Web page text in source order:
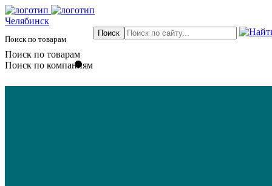
Челябинск
Поиск по товарам
Поиск по товарам
Поиск по компаниям